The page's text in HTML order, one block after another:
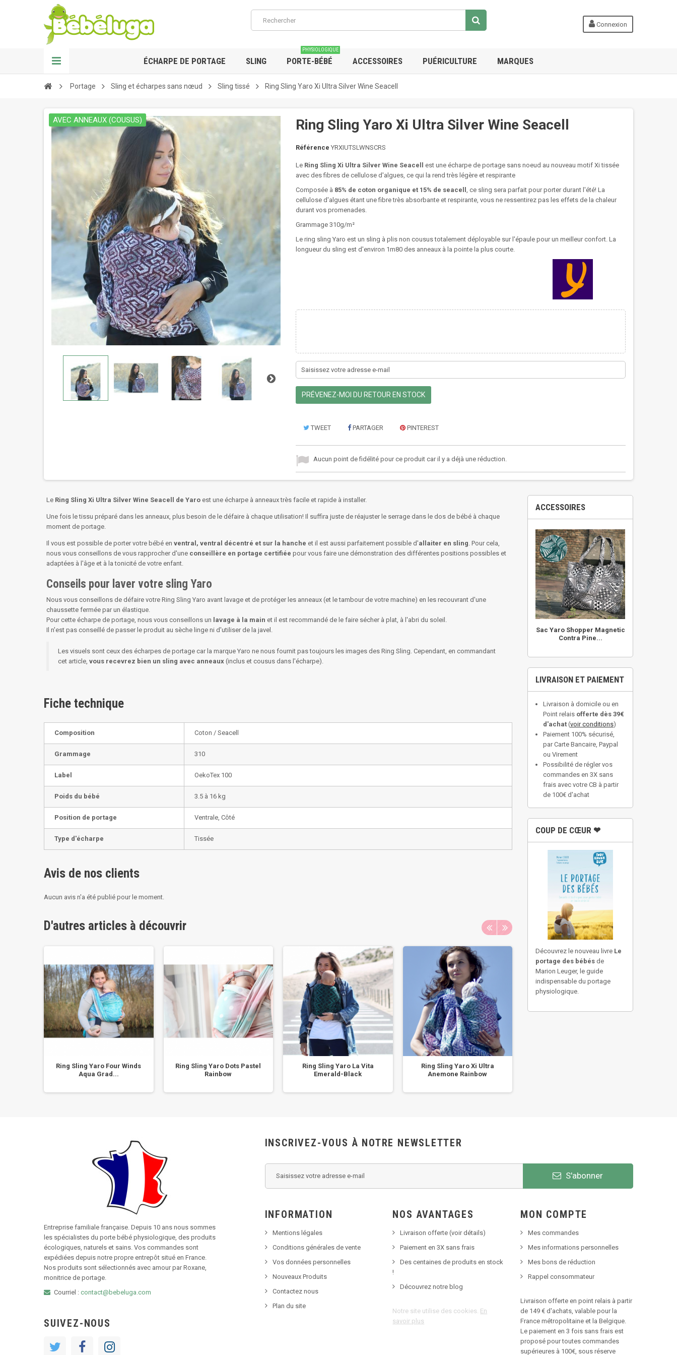
Connexion
ÉCHARPE DE PORTAGE SLING PORTE-BÉBÉ
PHYSIOLOGIQUE
ACCESSOIRES PUÉRICULTURE MARQUES
Portage Sling et écharpes sans nœud Sling tissé Ring Sling Yaro Xi Ultra Silver Wine Seacell
AVEC ANNEAUX (COUSUS) Ring Sling Yaro Xi Ultra Silver Wine Seacell
Référence YRXIUTSLWNSCRS
Le Ring Sling Xi Ultra Silver Wine Seacell
est une écharpe de portage sans noeud au nouveau motif Xi tissée
avec des fibres de cellulose d'algues, ce qui la rend très légère et respirante
Composée à 85% de coton organique et 15% de seacell , ce sling sera parfait pour porter durant l'été! La
cellulose d'algues étant une fibre très absorbante et respirante, vous ne ressentirez pas les effets de la chaleur
durant vos promenades.
Grammage 310g/m²
Le ring sling Yaro est un sling à plis non cousus totalement déployable sur l'épaule pour un meilleur confort. La
longueur du sling est d'environ 1m80 des anneaux à la pointe la plus courte.
PRÉVENEZ-MOI DU RETOUR EN STOCK
TWEET PARTAGER PINTEREST
Aucun point de fidélité pour ce produit car il y a déjà une réduction.
Le Ring Sling Xi Ultra Silver Wine Seacell de Yaro est une écharpe à anneaux très facile et rapide à installer.
Une fois le tissu préparé dans les anneaux, plus besoin de le défaire à chaque utilisation! Il suffira juste de réajuster le serrage dans le dos de bébé à chaque
moment de portage.
Il vous est possible de porter votre bébé en ventral, ventral décentré et sur la hanche et il est aussi parfaitement possible d'allaiter en sling. Pour cela,
nous vous conseillons de vous rapprocher d'une conseillère en portage certifiée pour vous faire une démonstration des différentes positions possibles et
adaptées à l'âge et à la tonicité de votre enfant.
Conseils pour laver votre sling Yaro
Nous vous conseillons de défaire votre Ring Sling Yaro avant lavage et de protéger les anneaux (et le tambour de votre machine) en les recouvrant d'une
chaussette fermée par un élastique.
Pour cette écharpe de portage, nous vous conseillons un lavage à la main et il est recommandé de le faire sécher à plat, à l'abri du soleil.
Il n'est pas conseillé de passer le produit au sèche linge ni d'utiliser de la javel.
Les visuels sont ceux des écharpes de portage car la marque Yaro ne nous fournit pas toujours les images des Ring Sling. Cependant, en commandant
cet article, vous recevrez bien un sling avec anneaux (inclus et cousus dans l'écharpe).
Fiche technique
Composition Coton / Seacell
Grammage 310
Label OekoTex 100
Poids du bébé 3.5 à 16 kg
Position de portage Ventrale, Côté
Type d'écharpe Tissée
Avis de nos clients
Aucun avis n'a été publié pour le moment.
D'autres articles à découvrir
Ring Sling Yaro Four Winds
Aqua Grad...
Ring Sling Yaro Dots Pastel
Rainbow
Ring Sling Yaro La Vita
Emerald-Black
Ring Sling Yaro Xi Ultra
Anemone Rainbow
ACCESSOIRES
Sac Yaro Shopper Magnetic
Contra Pine...
LIVRAISON ET PAIEMENT
Livraison à domicile ou en
Point relais offerte dès 39€
d'achat (voir conditions)
Paiement 100% sécurisé,
par Carte Bancaire, Paypal
ou Virement
Possibilité de régler vos
commandes en 3X sans
frais avec votre CB à partir
de 100€ d'achat
COUP DE CŒUR ❤
Découvrez le nouveau livre Le
portage des bébés de
Marion Leuger, le guide
indispensable du portage
physiologique.
Entreprise familiale française. Depuis 10 ans nous sommes
les spécialistes du porte bébé physiologique, des produits
écologiques, naturels et sains. Vos commandes sont
expédiées depuis notre propre entrepôt situé en France.
Nos produits sont sélectionnés avec amour par Roxane,
monitrice de portage.
Courriel : contact@bebeluga.com
SUIVEZ-NOUS
INSCRIVEZ-VOUS À NOTRE NEWSLETTER
S'abonner
INFORMATION
Mentions légales
Conditions générales de vente
Vos données personnelles
Nouveaux Produits
Contactez nous
Plan du site
NOS AVANTAGES
Livraison offerte (voir détails)
Paiement en 3X sans frais
Des centaines de produits en stock
!
Découvrez notre blog
Notre site utilise des cookies. En
savoir plus
MON COMPTE
Mes commandes
Mes informations personnelles
Mes bons de réduction
Rappel consommateur
Livraison offerte en point relais à partir
de 149 € d'achats, valable pour la
France métropolitaine et la Belgique.
Le paiement en 3 fois sans frais est
proposé pour toutes commandes
supérieures à 100€, sous réserve